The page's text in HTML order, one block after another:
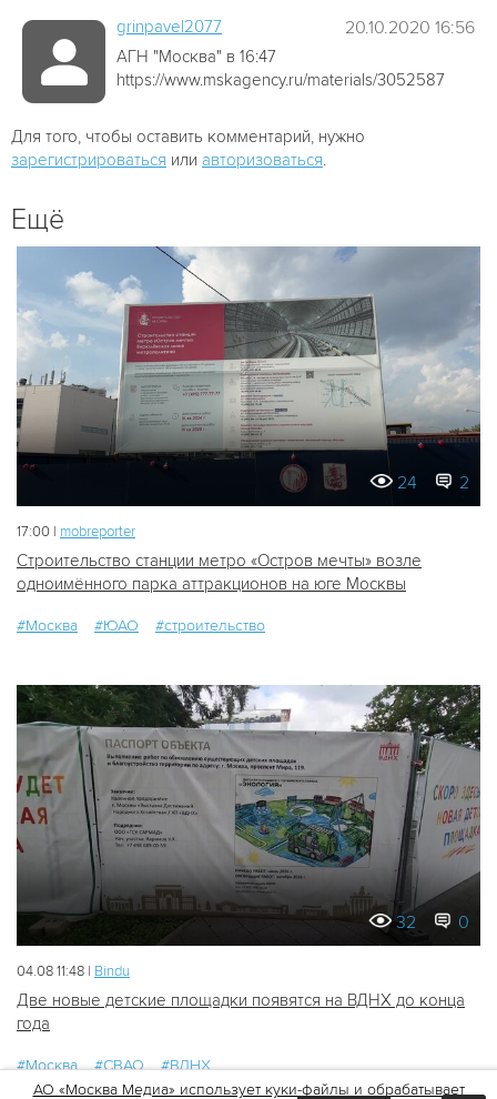
grinpavel2077 20.10.2020 16:56
АГН "Москва" в 16:47
https://www.mskagency.ru/materials/3052587
Для того, чтобы оставить комментарий, нужно
зарегистрироваться или авторизоваться
Ещё
24 2
17:00 | mobreporter
Строительство станции метро «Остров мечты» возле
одноимённого парка аттракционов на юге Москвы
#Москва #ЮАО #строительство
32 0
04.08 11:48 | Bindu
Две новые детские площадки появятся на ВДНХ до конца
года
#Москва #СВАО
#ВДНХ
АО «Москва Медиа» использует куки-файлы и обрабатывает